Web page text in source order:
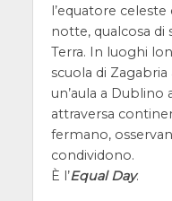
l’equatore
notte, qualcosa di
Terra. In luoghi
scuola di Zagabria
un’aula a
attraversa
fermano,
condividono.
È l’Equal Day.